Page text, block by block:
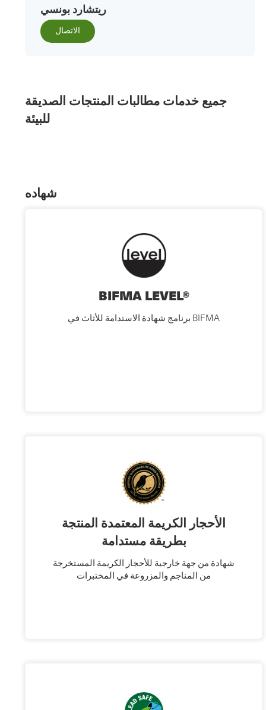
ريتشارد بونسي
الاتصال
جميع خدمات مطالبات المنتجات الصديقة
للبيئة
شهاده
BIFMA LEVEL®
برنامج شهادة الاستدامة للأثاث في BIFMA
الأحجار الكريمة المعتمدة المنتجة
بطريقة مستدامة
شهادة من جهة خارجية للأحجار الكريمة المستخرجة
من المناجم والمزروعة في المختبرات